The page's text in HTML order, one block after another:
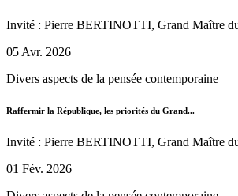
Invité : Pierre BERTINOTTI, Grand Maître
05 Avr. 2026
Divers aspects de la pensée contemporaine
Raffermir la République, les priorités du Grand...
Invité : Pierre BERTINOTTI, Grand Maître
01 Fév. 2026